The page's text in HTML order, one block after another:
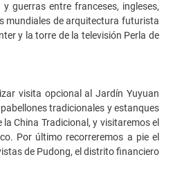
guerras entre franceses, ingleses,
mundiales de arquitectura futurista
y la torre de la televisión Perla de
visita opcional al Jardín Yuyuan
tradicionales y estanques
China Tradicional, y visitaremos el
Por último recorreremos a pie el
de Pudong, el distrito financiero